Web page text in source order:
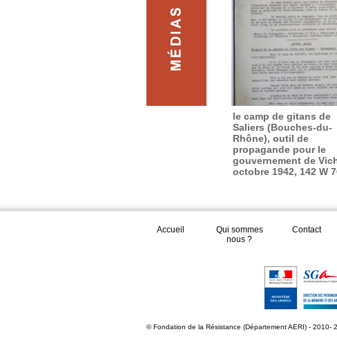
le camp de gitans de
Saliers (Bouches-du-
Rhône), outil de
propagande pour le
gouvernement de
octobre 1942, 142 W
Accueil
Qui sommes
nous ?
Contact
© Fondation de la Résistance (Département AERI) - 2010-